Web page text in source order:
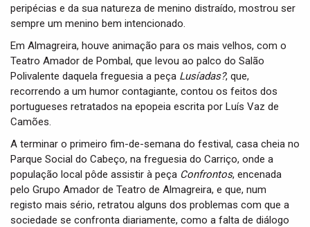
peripécias e da sua natureza de menino distraído, mostrou ser
sempre um menino bem intencionado.
Em Almagreira, houve animação para os mais velhos, com o
Teatro Amador de Pombal, que levou ao palco do Salão
Polivalente daquela freguesia a peça Lusíadas?, que,
recorrendo a um humor contagiante, contou os feitos dos
portugueses retratados na epopeia escrita por Luís Vaz de
Camões.
A terminar o primeiro fim-de-semana do festival, casa cheia no
Parque Social do Cabeço, na freguesia do Carriço, onde a
população local pôde assistir à peça Confrontos, encenada
pelo Grupo Amador de Teatro de Almagreira, e que, num
registo mais sério, retratou alguns dos problemas com que a
sociedade se confronta diariamente, como a falta de diálogo